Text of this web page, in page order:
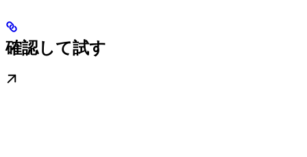
確認して試す